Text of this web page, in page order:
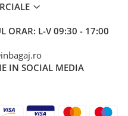
ORAR: L-V 09:30 - 17:00
IN SOCIAL MEDIA